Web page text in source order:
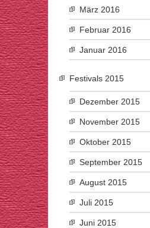
März 2016
Februar 2016
Januar 2016
Festivals 2015
Dezember 2015
November 2015
Oktober 2015
September 2015
August 2015
Juli 2015
Juni 2015